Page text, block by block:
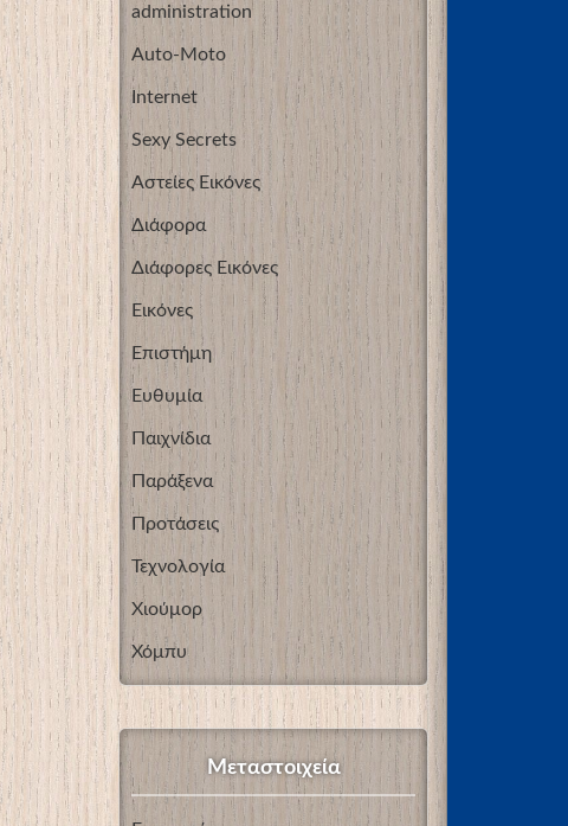
administration
Auto-Moto
Internet
Sexy Secrets
Αστείες Εικόνες
Διάφορα
Διάφορες Εικόνες
Εικόνες
Επιστήμη
Ευθυμία
Παιχνίδια
Παράξενα
Προτάσεις
Τεχνολογία
Χιούμορ
Χόμπυ
Μεταστοιχεία